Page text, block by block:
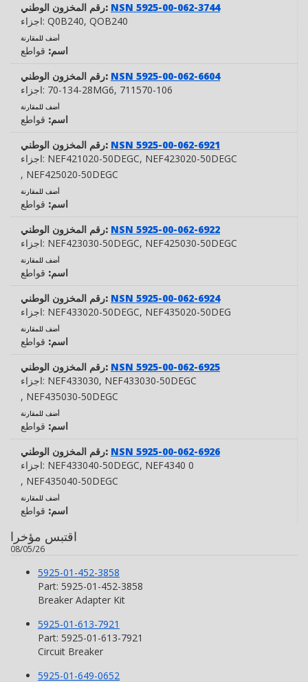
رقم المخزون الوطني: NSN 5925-00-062-3744
اجزاء: Q0B240, QOB240
أضف للمقارنة
اسم: قواطع
رقم المخزون الوطني: NSN 5925-00-062-6604
اجزاء: 70-134-28MG6, 711570-106
أضف للمقارنة
اسم: قواطع
رقم المخزون الوطني: NSN 5925-00-062-6921
اجزاء: NEF421020-50DEGC, NEF423020-50DEGC
, NEF425020-50DEGC
أضف للمقارنة
اسم: قواطع
رقم المخزون الوطني: NSN 5925-00-062-6922
اجزاء: NEF423030-50DEGC, NEF425030-50DEGC
أضف للمقارنة
اسم: قواطع
رقم المخزون الوطني: NSN 5925-00-062-6924
اجزاء: NEF433020-50DEGC, NEF435020-50DEG
أضف للمقارنة
اسم: قواطع
رقم المخزون الوطني: NSN 5925-00-062-6925
اجزاء: NEF433030, NEF433030-50DEGC
, NEF435030-50DEGC
أضف للمقارنة
اسم: قواطع
رقم المخزون الوطني: NSN 5925-00-062-6926
اجزاء: NEF433040-50DEGC, NEF4340 0
, NEF435040-50DEGC
أضف للمقارنة
اسم: قواطع
اقتبس مؤخرا
08/05/26
5925-01-452-3858
Part: 5925-01-452-3858
Breaker Adapter Kit
5925-01-613-7921
Part: 5925-01-613-7921
Circuit Breaker
5925-01-649-0652